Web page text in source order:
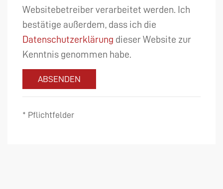
Websitebetreiber verarbeitet werden. Ich
bestätige außerdem, dass ich die
Datenschutzerklärung dieser Website zur
Kenntnis genommen habe.
ABSENDEN
* Pflichtfelder